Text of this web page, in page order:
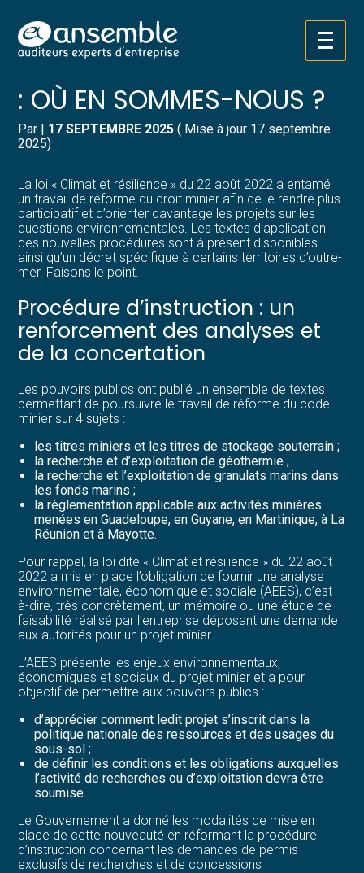
Aller
au
Créer et reprendre une activité
Gérer votre quotidien
Piloter votre entreprise
Construire votre patrimoine
Structurer votre croissance
électronique
Pilotez votre gestion
Suivre votre comptabilité
Gérer vos ressources humaines
RÉFORME DU DROIT MINIER
: OÙ EN SOMMES-NOUS ?
Par | 17 SEPTEMBRE 2025 ( Mise à jour 17 septembre
2025)
La loi « Climat et résilience » du 22 août 2022 a entamé
un travail de réforme du droit minier afin de le rendre plus
participatif et d’orienter davantage les projets sur les
questions environnementales. Les textes d’application
des nouvelles procédures sont à présent disponibles
ainsi qu’un décret spécifique à certains territoires d’outre-
mer. Faisons le point.
Procédure d’instruction : un
renforcement des analyses et
de la concertation
Les pouvoirs publics ont publié un ensemble de textes
permettant de poursuivre le travail de réforme du code
minier sur 4 sujets :
les titres miniers et les titres de stockage souterrain ;
la recherche et d’exploitation de géothermie ;
la recherche et l’exploitation de granulats marins dans
les fonds marins ;
la règlementation applicable aux activités minières
menées en Guadeloupe, en Guyane, en Martinique, à La
Réunion et à Mayotte.
Pour rappel, la loi dite « Climat et résilience » du 22 août
2022 a mis en place l’obligation de fournir une analyse
environnementale, économique et sociale (AEES), c’est-
à-dire, très concrètement, un mémoire ou une étude de
faisabilité réalisé par l’entreprise déposant une demande
aux autorités pour un projet minier.
L’AEES présente les enjeux environnementaux,
économiques et sociaux du projet minier et a pour
objectif de permettre aux pouvoirs publics :
d’apprécier comment ledit projet s’inscrit dans la
politique nationale des ressources et des usages du
sous-sol ;
de définir les conditions et les obligations auxquelles
l’activité de recherches ou d’exploitation devra être
soumise.
Le Gouvernement a donné les modalités de mise en
place de cette nouveauté en réformant la procédure
d’instruction concernant les demandes de permis
exclusifs de recherches et de concessions :